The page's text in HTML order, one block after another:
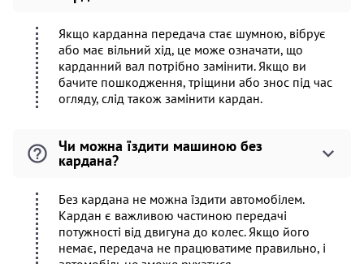
Якщо карданна передача стає шумною, вібрує
або має вільний хід, це може означати, що
карданний вал потрібно замінити. Якщо ви
бачите пошкодження, тріщини або знос під час
огляду, слід також замінити кардан.
Чи можна їздити машиною без
кардана?
Без кардана не можна їздити автомобілем.
Кардан є важливою частиною передачі
потужності від двигуна до колес. Якщо його
немає, передача не працюватиме правильно, і